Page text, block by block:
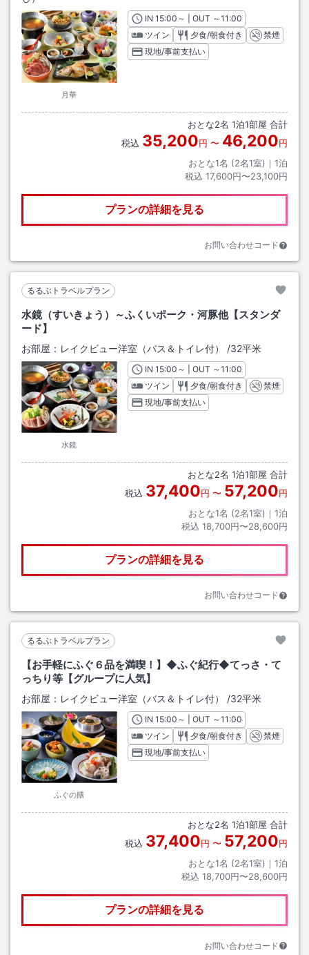
月華
INチェックイン
15:00 ～ | OUT チェックアウト
～11:00
ツイン
夕食/朝食付き
禁煙
現地/事前支払い
おとな2名 1泊1部屋 合計
税込 35,200円 〜 46,200円
おとな1名 (2名1室)｜ 1泊
税込 17,600円〜23,100円
プランの詳細を見る
お問い合わせコード
るるぶトラベルプラン
水鏡（すいきょう）～ふくいポーク・河豚他【スタンダ
ード】
お部屋： レイクビュー洋室（バス＆トイレ付） /32平米
水鏡
INチェックイン
15:00 ～ | OUT チェックアウト
～11:00
ツイン
夕食/朝食付き
禁煙
現地/事前支払い
おとな2名 1泊1部屋 合計
税込 37,400円 〜 57,200円
おとな1名 (2名1室)｜ 1泊
税込 18,700円〜28,600円
プランの詳細を見る
お問い合わせコード
るるぶトラベルプラン
【お手軽にふぐ６品を満喫！】◆ふぐ紀行◆てっさ・て
っちり等【グループに人気】
お部屋： レイクビュー洋室（バス＆トイレ付） /32平米
ふぐの膳
INチェックイン
15:00 ～ | OUT チェックアウト
～11:00
ツイン
夕食/朝食付き
禁煙
現地/事前支払い
おとな2名 1泊1部屋 合計
税込 37,400円 〜 57,200円
おとな1名 (2名1室)｜ 1泊
税込 18,700円〜28,600円
プランの詳細を見る
お問い合わせコード